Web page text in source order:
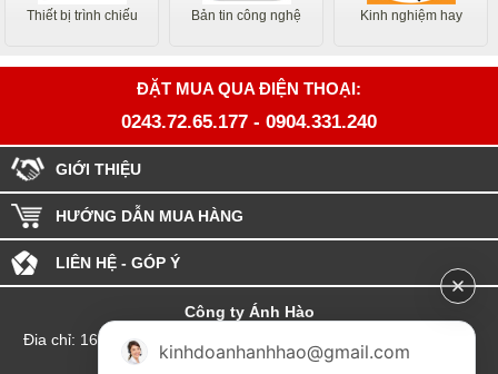
Thiết bị trình chiếu Bản tin công nghệ Kinh nghiệm hay
ĐẶT MUA QUA ĐIỆN THOẠI:
0243.72.65.177 - 0904.331.240
GIỚI THIỆU
HƯỚNG DẪN MUA HÀNG
LIÊN HỆ - GÓP Ý
Công ty Ánh Hào
Đia chỉ: 164 Phố Chùa Láng - Phường Láng - Thành phố Hà Nội
hotline:0904.331.240
kinhdoanhanhhao@gmail.com